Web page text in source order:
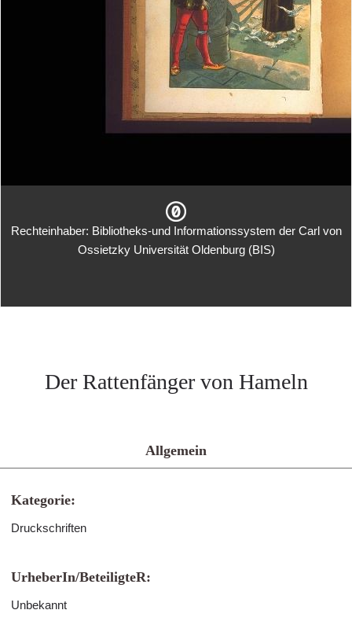
Rechteinhaber: Bibliotheks-und Informationssystem der Carl von
Ossietzky Universität Oldenburg (BIS)
Der Rattenfänger von Hameln
Allgemein
Kategorie:
Druckschriften
UrheberIn/BeteiligteR:
Unbekannt